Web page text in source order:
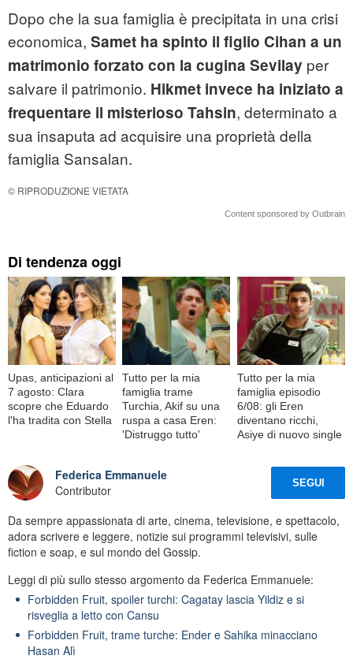
Dopo che la sua famiglia è precipitata in una crisi
economica, Samet ha spinto il figlio Cihan a un
matrimonio forzato con la cugina Sevilay per
salvare il patrimonio. Hikmet invece ha iniziato a
frequentare il misterioso Tahsin, determinato a
sua insaputa ad acquisire una proprietà della
famiglia Sansalan.
© RIPRODUZIONE VIETATA
Content sponsored by Outbrain
Di tendenza oggi
Upas, anticipazioni al
7 agosto: Clara
scopre che Eduardo
l'ha tradita con Stella
Tutto per la mia
famiglia trame
Turchia, Akif su una
ruspa a casa Eren:
'Distruggo tutto'
Tutto per la mia
famiglia episodio
6/08: gli Eren
diventano ricchi,
Asiye di nuovo single
Federica Emmanuele
Contributor
SEGUI
Da sempre appassionata di arte, cinema, televisione, e spettacolo,
adora scrivere e leggere, notizie sui programmi televisivi, sulle
fiction e soap, e sul mondo del Gossip.
Leggi di più sullo stesso argomento da Federica Emmanuele:
Forbidden Fruit, spoiler turchi: Cagatay lascia Yildiz e si
risveglia a letto con Cansu
Forbidden Fruit, trame turche: Ender e Sahika minacciano
Hasan Alì